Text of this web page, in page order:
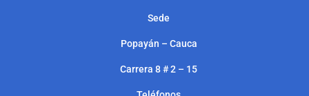
Sede
Popayán – Cauca
Carrera 8 # 2 – 15